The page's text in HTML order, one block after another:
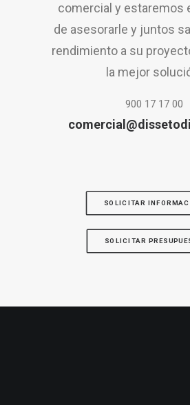
comercial y estaremos
de asesorarle y juntos
rendimiento a su
la mejor
900 17 17 00
SOLICITAR
SOLICITAR